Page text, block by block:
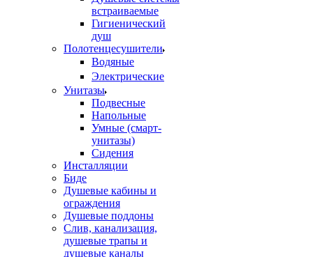
встраиваемые
Гигиенический
душ
Полотенцесушители
ㅤВодяные
ㅤЭлектрические
Унитазы
Подвесные
Напольные
Умные (смарт-
унитазы)
Сидения
Инсталляции
Биде
Душевые кабины и
ограждения
Душевые поддоны
Слив, канализация,
душевые трапы и
душевые каналы